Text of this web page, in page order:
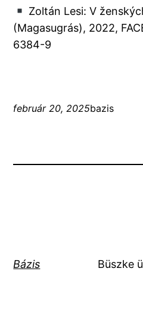
Zoltán Lesi: V
(Magasugrás), 2022,
6384-9
február 20, 2025bazis
Bázis Büszke